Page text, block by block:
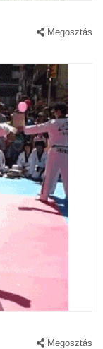
Megosztás
Megosztás